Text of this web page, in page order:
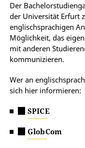
Der
der Universität Erfurt
englischsprachigen
Möglichkeit, das
mit anderen
kommunizieren.
Wer an
sich hier informieren:
SPICE
GlobCom